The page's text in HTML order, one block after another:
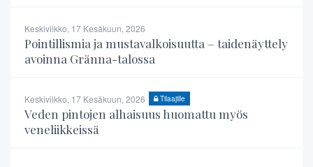
Keskiviikko, 17 Kesäkuun, 2026
Pointillismia ja mustavalkoisuutta – taidenäyttely
avoinna Gränna-talossa
Keskiviikko, 17 Kesäkuun, 2026 Tilaajille
Veden pintojen alhaisuus huomattu myös
veneliikkeissä